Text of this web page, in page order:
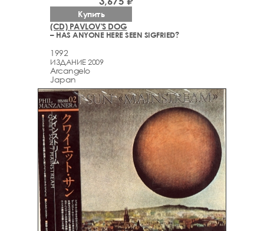
(CD) PAVLOV'S DOG
– HAS ANYONE HERE SEEN SIGFRIED?
1992
ИЗДАНИЕ 2009
Arcаngelo
Japan
Купить